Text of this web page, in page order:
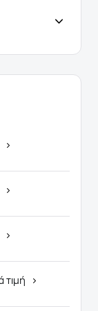
τιμή